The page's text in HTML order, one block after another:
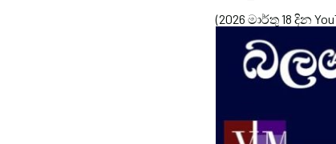
(2026 මාර්තු 18 දින